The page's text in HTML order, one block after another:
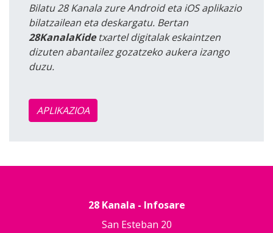
Bilatu 28 Kanala zure Android eta iOS aplikazio
bilatzailean eta deskargatu. Bertan
28KanalaKidetxartel digitalak eskaintzen
dizuten abantailez gozatzeko aukera izango
duzu.
APLIKAZIOA
28 Kanala - Infosare
San Esteban 20